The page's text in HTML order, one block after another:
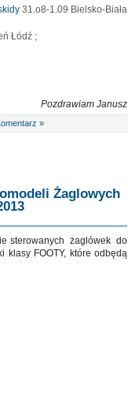
31.o8-1.09 Bielsko-Biała
Łódź ;
Pozdrawiam Janusz
»
Żaglowych
sterowanych żaglówek do
FOOTY, które odbędą